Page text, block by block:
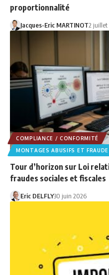
proportionnalité
Jacques-Eric MARTINOT2 juillet
COMPLIANCE / CONFORMITÉ
MONTAGES ABUSIFS ET FRAUDE
Tour d’horizon sur Loi
fraudes sociales et fiscales
Eric DELFLY30 juin 2026